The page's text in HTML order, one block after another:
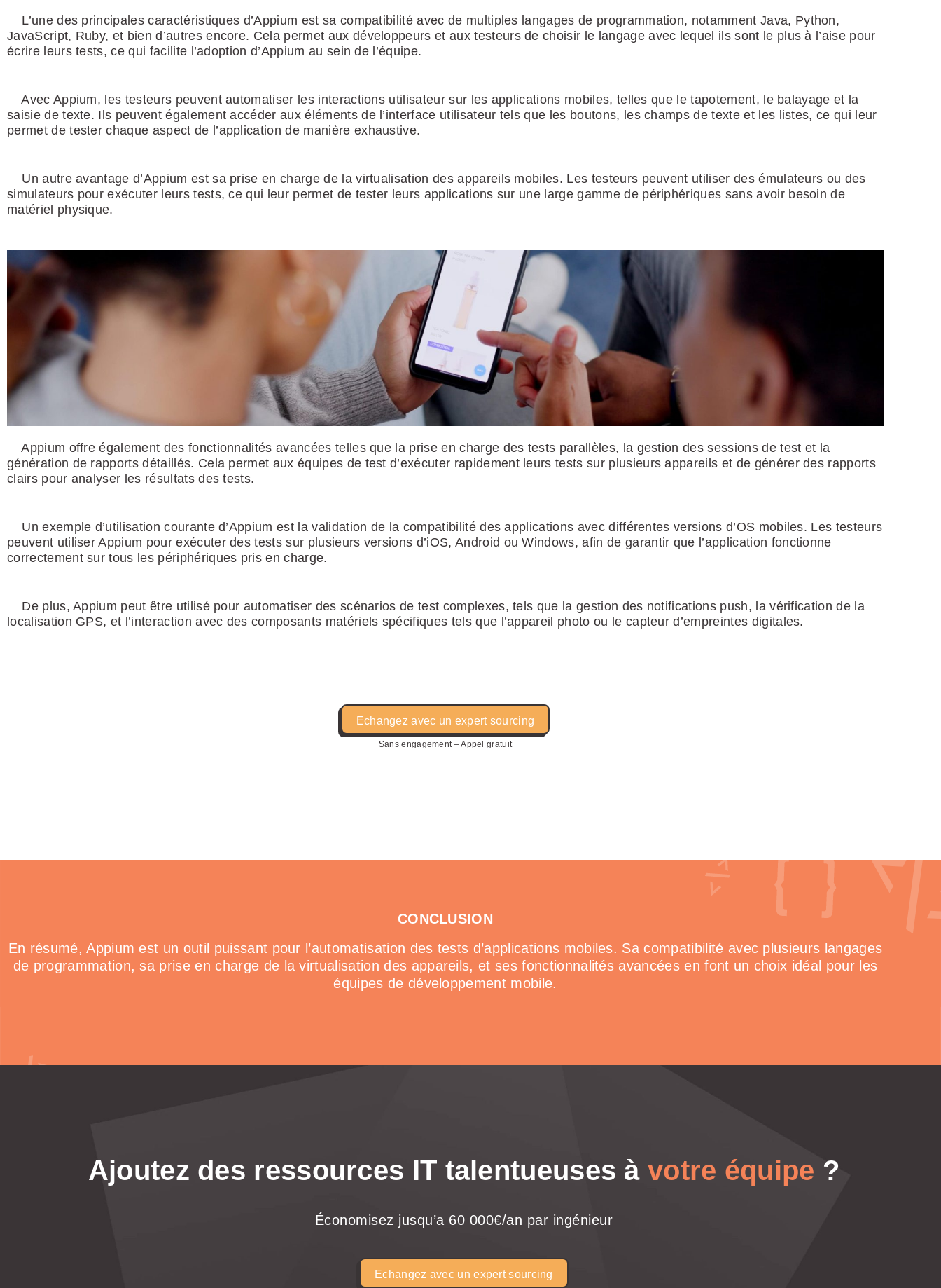
L’une des principales caractéristiques d’Appium est sa compatibilité avec de multiples langages de programmation, notamment Java, Python,
JavaScript, Ruby, et bien d’autres encore. Cela permet aux développeurs et aux testeurs de choisir le langage avec lequel ils sont le plus à l’aise pour
écrire leurs tests, ce qui facilite l’adoption d’Appium au sein de l’équipe.
Avec Appium, les testeurs peuvent automatiser les interactions utilisateur sur les applications mobiles, telles que le tapotement, le balayage et la
saisie de texte. Ils peuvent également accéder aux éléments de l’interface utilisateur tels que les boutons, les champs de texte et les listes, ce qui leur
permet de tester chaque aspect de l’application de manière exhaustive.
Un autre avantage d’Appium est sa prise en charge de la virtualisation des appareils mobiles. Les testeurs peuvent utiliser des émulateurs ou des
simulateurs pour exécuter leurs tests, ce qui leur permet de tester leurs applications sur une large gamme de périphériques sans avoir besoin de
matériel physique.
Appium offre également des fonctionnalités avancées telles que la prise en charge des tests parallèles, la gestion des sessions de test et la
génération de rapports détaillés. Cela permet aux équipes de test d’exécuter rapidement leurs tests sur plusieurs appareils et de générer des rapports
clairs pour analyser les résultats des tests.
Un exemple d’utilisation courante d’Appium est la validation de la compatibilité des applications avec différentes versions d’OS mobiles. Les testeurs
peuvent utiliser Appium pour exécuter des tests sur plusieurs versions d’iOS, Android ou Windows, afin de garantir que l’application fonctionne
correctement sur tous les périphériques pris en charge.
De plus, Appium peut être utilisé pour automatiser des scénarios de test complexes, tels que la gestion des notifications push, la vérification de la
localisation GPS, et l’interaction avec des composants matériels spécifiques tels que l’appareil photo ou le capteur d’empreintes digitales.
Echangez avec un expert sourcing
Sans engagement – Appel gratuit
CONCLUSION
En résumé, Appium est un outil puissant pour l’automatisation des tests d’applications mobiles. Sa compatibilité avec plusieurs langages
de programmation, sa prise en charge de la virtualisation des appareils, et ses fonctionnalités avancées en font un choix idéal pour les
équipes de développement mobile.
Ajoutez des ressources IT talentueuses àvotre équipe ?
Économisez jusqu’a 60 000€/an par ingénieur
Echangez avec un expert sourcing